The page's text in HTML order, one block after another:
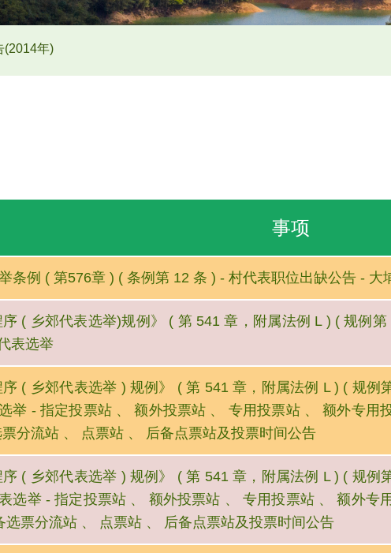
(2014年)
事项
条例 ( 第576章 ) ( 条例第 12 条 ) - 村代表职位出缺公告 - 大
序 ( 乡郊代表选举)规例》 ( 第 541 章，附属法例 L ) ( 规例
表选举
序 ( 乡郊代表选举 ) 规例》 ( 第 541 章，附属法例 L ) ( 规
举 - 指定投票站 、 额外投票站 、 专用投票站 、 额外专用
分流站 、 点票站 、 后备点票站及投票时间公告
序 ( 乡郊代表选举 ) 规例》 ( 第 541 章，附属法例 L ) ( 规
选举 - 指定投票站 、 额外投票站 、 专用投票站 、 额外专
选票分流站 、 点票站 、 后备点票站及投票时间公告